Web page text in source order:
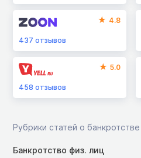
4.8
437 отзывов
5.0
458 отзывов
Рубрики статей о банкротстве
Банкротство физ. лиц